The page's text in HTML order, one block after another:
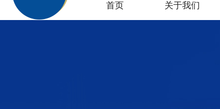
首页 关于我们